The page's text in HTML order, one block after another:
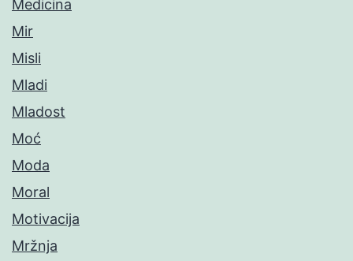
Medicina
Mir
Misli
Mladi
Mladost
Moć
Moda
Moral
Motivacija
Mržnja